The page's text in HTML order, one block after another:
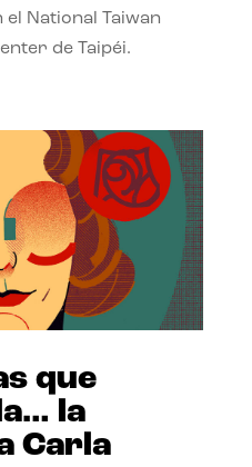
National Taiwan
de Taipéi.
que
la
Carla